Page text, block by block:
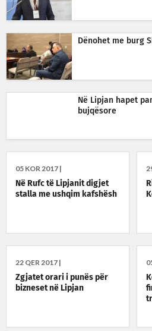
Dënohet me burg
Në Lipjan hapet
bujqësore
05 KOR 2017 |
Në Rufc të Lipjanit digjet
stalla me ushqim kafshësh
22 QER 2017 |
Zgjatet orari i punës për
bizneset në Lipjan